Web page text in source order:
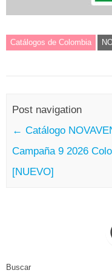
Catálogos de Colombia
Post navigation
← Catálogo
Campaña 9 2026
[NUEVO]
Buscar